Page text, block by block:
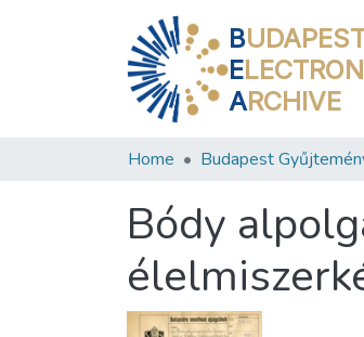
B
E
ARCHIVE
Home Budapest
Bódy